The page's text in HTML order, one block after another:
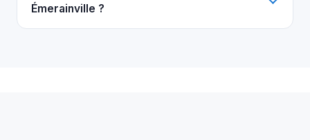
Émerainville ?